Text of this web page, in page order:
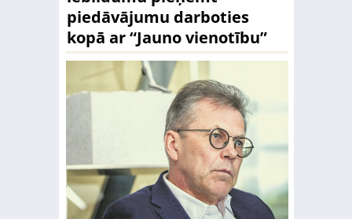
piedāvājumu darboties
kopā ar “Jauno vienotību”